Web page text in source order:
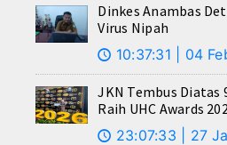
Dinkes Anambas
Virus Nipah
🕔 10:37:31 | 04
JKN Tembus Diatas
Raih UHC Awards
🕔 23:07:33 | 27